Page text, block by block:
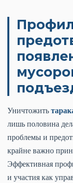
Уничтожить
лишь половина
проблемы и
крайне важно
Эффективная
и участия как